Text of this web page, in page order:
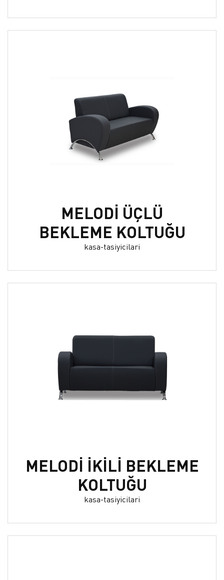
MELODİ ÜÇLÜ
BEKLEME KOLTUĞU
kasa-tasiyicilari
MELODİ İKİLİ BEKLEME
KOLTUĞU
kasa-tasiyicilari